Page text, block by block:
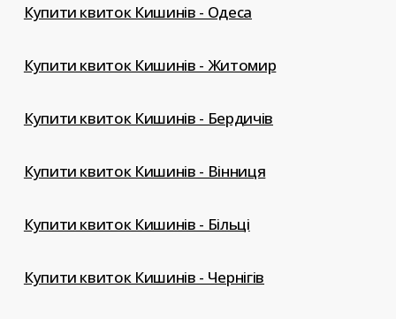
Купити квиток Кишинів - Одеса
Купити квиток Кишинів - Житомир
Купити квиток Кишинів - Бердичів
Купити квиток Кишинів - Вінниця
Купити квиток Кишинів - Більці
Купити квиток Кишинів - Чернігів